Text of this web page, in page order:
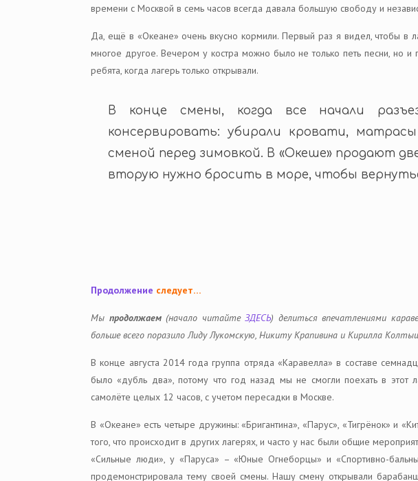
времени с Москвой в семь часов всегда давала большую свободу и
Да, ещё в «Океане» очень вкусно кормили. Первый раз я видел, чтобы в
многое другое. Вечером у костра можно было не только петь песни, но
ребята, когда лагерь только открывали.
В конце смены, когда все начали
консервировать: убирали кровати,
сменой перед зимовкой. В «Океше» продают
вторую нужно бросить в море, чтобы
Продолжение следует…
Мы продолжаем(начало читайтеЗДЕСЬ) делиться впечатлениями
больше всего поразило Лиду Лукомскую, Никиту Крапивина и Кирилла
В конце августа 2014 года группа отряда «Каравелла» в составе
было «дубль два», потому что год назад мы не смогли поехать в этот
самолёте целых 12 часов, с учетом пересадки в Москве.
В «Океане» есть четыре дружины: «Бригантина», «Парус», «Тигрёнок» и
того, что происходит в других лагерях, и часто у нас были общие
«Сильные люди», у «Паруса» – «Юные Огнеборцы» и «Спортивно-
продемонстрировала тему своей смены. Нашу смену открывали